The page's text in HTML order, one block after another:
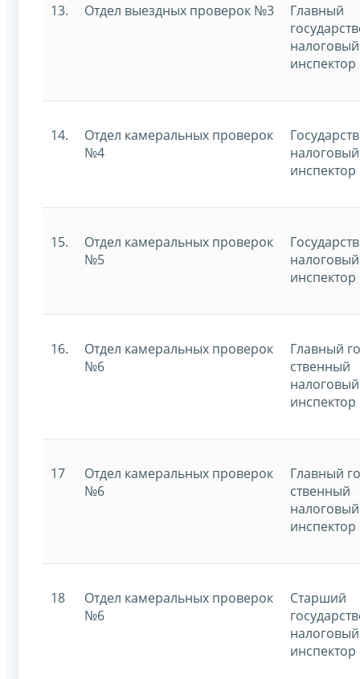
13. Отдел выездных проверок №3
Главный
налоговый
инспектор
14.
Отдел камеральных проверок
№4
налоговый
инспектор
15.
Отдел камеральных проверок
№5
налоговый
инспектор
16.
Отдел камеральных проверок
№6
Главный
ственный
налоговый
инспектор
17
Отдел камеральных проверок
№6
Главный
ственный
налоговый
инспектор
18
Отдел камеральных проверок
№6
Старший
налоговый
инспектор